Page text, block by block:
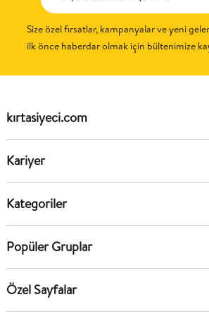
Size özel fırsatlar, kampanyalar ve yeni
ilk önce haberdar olmak için bültenimize
kırtasiyeci.com
Kariyer
Kategoriler
Popüler Gruplar
Özel Sayfalar